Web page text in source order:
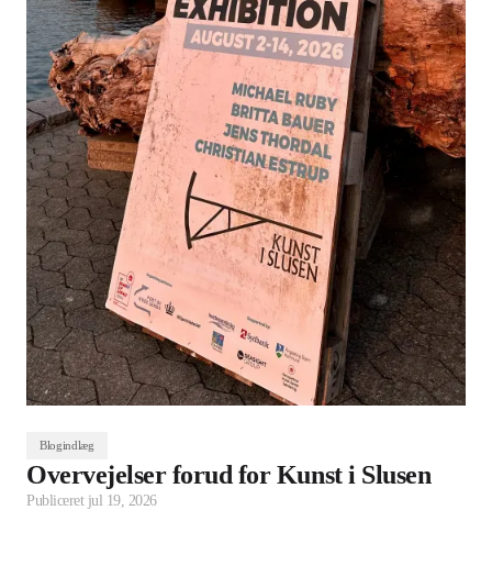
Blogindlæg
Overvejelser forud for Kunst i Slusen
Publiceret jul 19, 2026